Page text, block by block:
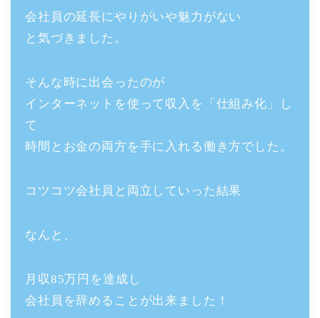
会社員の延長にやりがいや魅力がない
と気づきました。
そんな時に出会ったのが
インターネットを使って収入を「仕組み化」し
て
時間とお金の両方を手に入れる働き方でした。
コツコツ会社員と両立していった結果
なんと、
月収85万円を達成し
会社員を辞めることが出来ました！